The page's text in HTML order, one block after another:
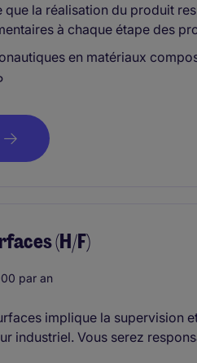
la réalisation du produit
à chaque étape des
en matériaux
(H/F)
par an
implique la supervision
industriel. Vous serez